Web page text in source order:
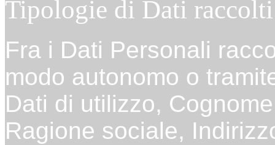
Tipologie di Dati raccolti
Fra i Dati Personali
modo autonomo o
Dati di utilizzo,
Ragione sociale,